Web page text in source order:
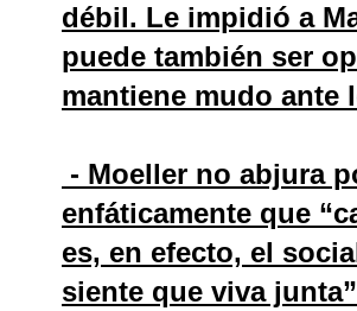
débil. Le impidió a
puede también ser
mantiene mudo
- Moeller no abjura
enfáticamente que
es, en efecto, el
siente que viva